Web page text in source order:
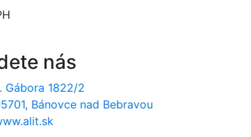
nás
Gábora 1822/2
Bánovce nad Bebravou